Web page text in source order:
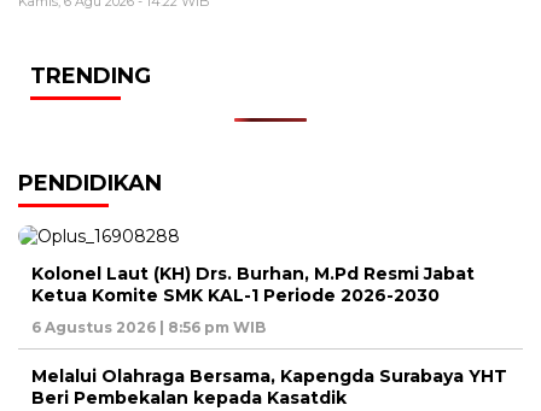
TRENDING
PENDIDIKAN
Kolonel Laut (KH) Drs. Burhan, M.Pd Resmi Jabat
Ketua Komite SMK KAL-1 Periode 2026-2030
6 Agustus 2026 | 8:56 pm WIB
Melalui Olahraga Bersama, Kapengda Surabaya YHT
Beri Pembekalan kepada Kasatdik